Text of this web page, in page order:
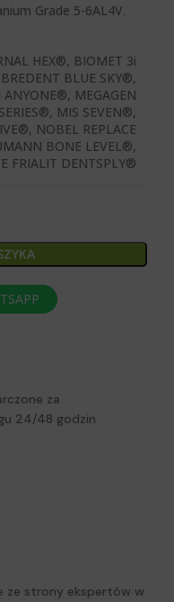
Grade 5-6AL4V.
HEX®, BIOMET 3i
BLUE SKY®,
ANYONE®, MEGAGEN
MIS SEVEN®,
NOBEL REPLACE
BONE LEVEL®,
FRIALIT DENTSPLY®
za
24/48 godzin
ze strony ekspertów w